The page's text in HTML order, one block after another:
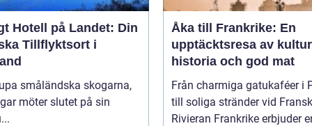
Hotell på Landet: Din
Tillflyktsort i
småländska skogarna,
möter slutet på sin
Åka till Frankrike: En
upptäcktsresa av
historia och god mat
Från charmiga gatukaféer i
till soliga stränder vid
Rivieran Frankrike erbjuder en